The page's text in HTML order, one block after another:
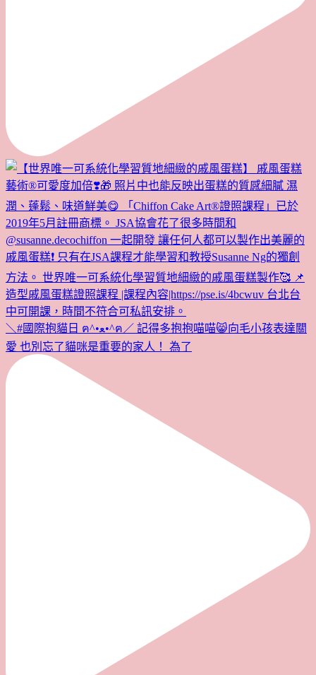
＼#國際抱貓日 ฅ^•ﻌ•^ฅ／ 記得多抱抱喵喵😸向毛小孩表達關
愛 也別忘了貓咪是重要的家人！ 為了